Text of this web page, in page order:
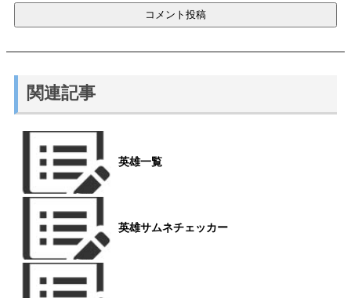
関連記事
英雄一覧
英雄サムネチェッカー